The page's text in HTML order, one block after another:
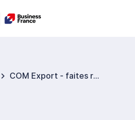
COM Export - faites rayonner votre marque à l’international avec la Team France Export